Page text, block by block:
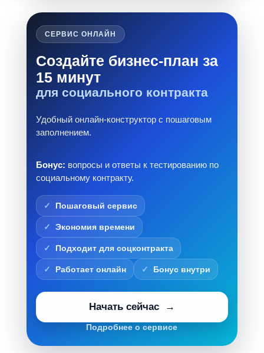
СЕРВИС ОНЛАЙН
Создайте бизнес-план за
15 минут
для социального контракта
Удобный онлайн-конструктор с пошаговым
заполнением.
Бонус: вопросы и ответы к тестированию по
социальному контракту.
Пошаговый сервис
Экономия времени
Подходит для соцконтракта
Работает онлайн Бонус внутри
Начать сейчас
Подробнее о сервисе